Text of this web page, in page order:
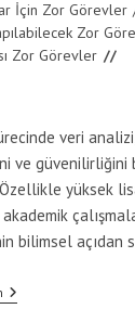
İçin Zor Görevler
Zor
Zor Görevler
veri
ve güvenilirliğini
yüksek
bilimsel açıdan
Tez